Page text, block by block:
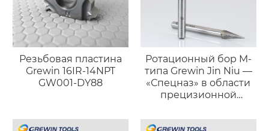
Резьбовая пластина
Grewin 16IR-14NPT
GW001-DY88
Ротационный бор M-
типа Grewin Jin Niu —
«Спецназ» в области
прецизионной